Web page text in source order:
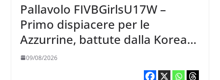
Pallavolo FIVBGirlsU17W –
Primo dispiacere per le
Azzurrine, battute dalla Korea
3-1
09/08/2026